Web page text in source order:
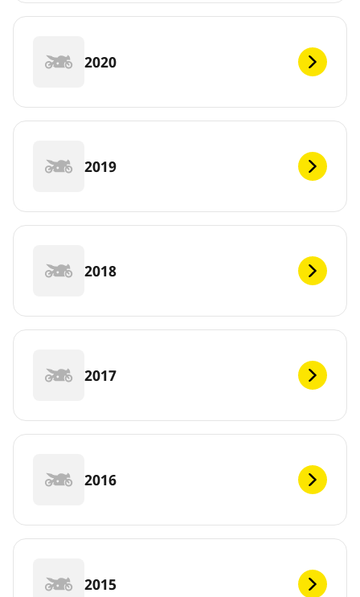
2020
2019
2018
2017
2016
2015